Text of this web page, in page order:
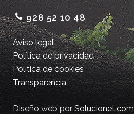
928 52 10 48
Aviso legal
Política de privacidad
Política de cookies
Transparencia
Diseño web porSolucionet.com